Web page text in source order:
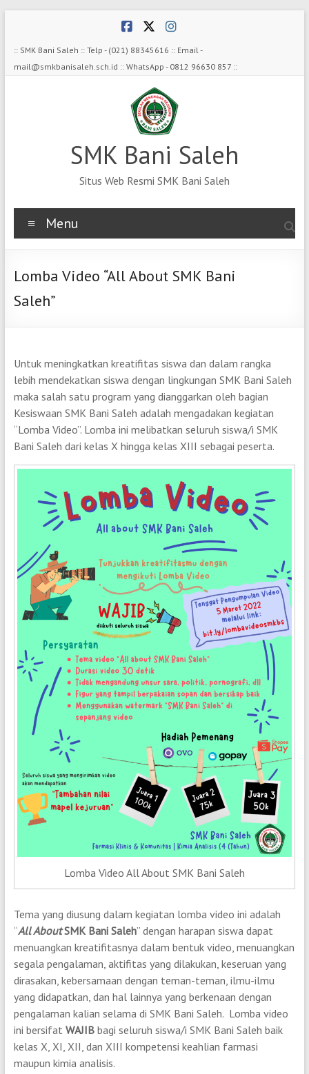
content
:: SMK Bani Saleh :: Telp - (021) 88345616 :: Email -
mail@smkbanisaleh.sch.id :: WhatsApp - 0812 96630 857 ::
SMK Bani Saleh
Situs Web Resmi SMK Bani Saleh
Menu
Lomba Video “All About SMK Bani
Saleh”
Untuk meningkatkan kreatifitas siswa dan dalam rangka
lebih mendekatkan siswa dengan lingkungan SMK Bani Saleh
maka salah satu program yang dianggarkan oleh bagian
Kesiswaan SMK Bani Saleh adalah mengadakan kegiatan
“Lomba Video”. Lomba ini melibatkan seluruh siswa/i SMK
Bani Saleh dari kelas X hingga kelas XIII sebagai peserta.
Lomba Video All About SMK Bani Saleh
Tema yang diusung dalam kegiatan lomba video ini adalah
“All AboutSMK Bani Saleh” dengan harapan siswa dapat
menuangkan kreatifitasnya dalam bentuk video, menuangkan
segala pengalaman, aktifitas yang dilakukan, keseruan yang
dirasakan, kebersamaan dengan teman-teman, ilmu-ilmu
yang didapatkan, dan hal lainnya yang berkenaan dengan
pengalaman kalian selama di SMK Bani Saleh. Lomba video
ini bersifat WAJIB bagi seluruh siswa/i SMK Bani Saleh baik
kelas X, XI, XII, dan XIII kompetensi keahlian farmasi
maupun kimia analisis.